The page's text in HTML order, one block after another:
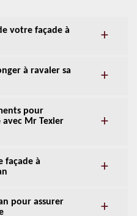
votre façade à
à ravaler sa
pour
avec Mr Texier
façade à
pour assurer